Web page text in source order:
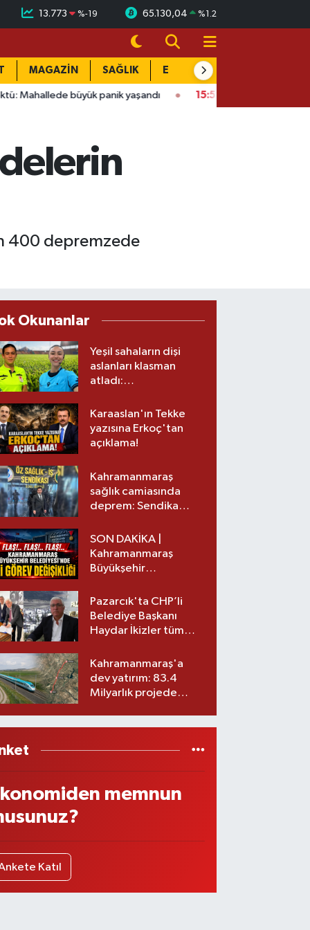
13.773 %-19 65.130,04 %1.2
MAGAZİN SAĞLIK EĞİTİM
büyük panik yaşandı 15:58Bağlarbaşı Mahallesi'nde 101.
400 depremzede
Okunanlar
Yeşil sahaların dişi
aslanları klasman
atladı:
üst lige iki transfer!
Karaaslan'ın Tekke
yazısına Erkoç'tan
açıklama!
Kahramanmaraş
sağlık camiasında
deprem: Sendika
SON DAKİKA |
Kahramanmaraş
Büyükşehir
görev değişikliği!
Pazarcık'ta CHP’li
Belediye Başkanı
Haydar İkizler tüm
yeni partisi
Kahramanmaraş'a
dev yatırım: 83.4
Milyarlık projede
memnun
Katıl